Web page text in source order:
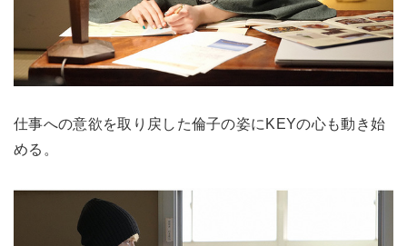
仕事への意欲を取り戻した倫子の姿にKEYの心も動き始
める。